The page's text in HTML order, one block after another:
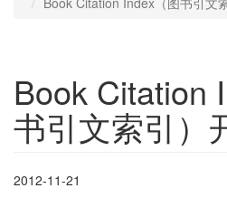
Book Citation
书引文索引）
2012-11-21